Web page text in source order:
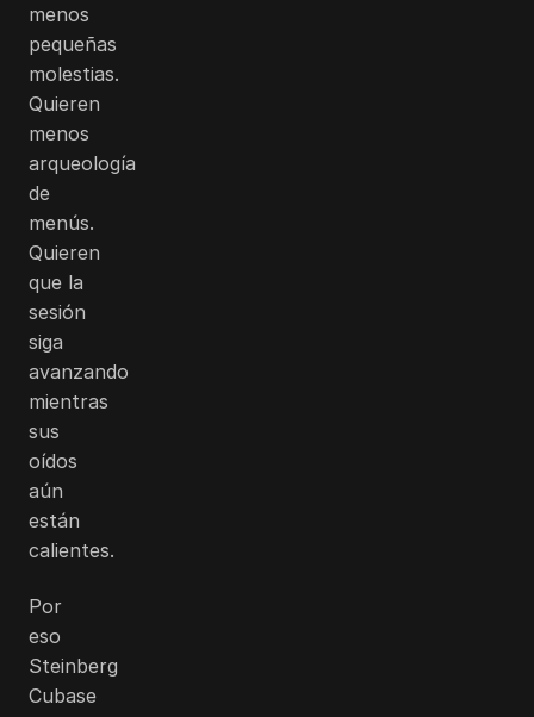
menos
pequeñas
molestias.
Quieren
menos
arqueología
de
menús.
Quieren
que la
sesión
siga
avanzando
mientras
sus
oídos
aún
están
calientes.
Por
eso
Steinberg
Cubase